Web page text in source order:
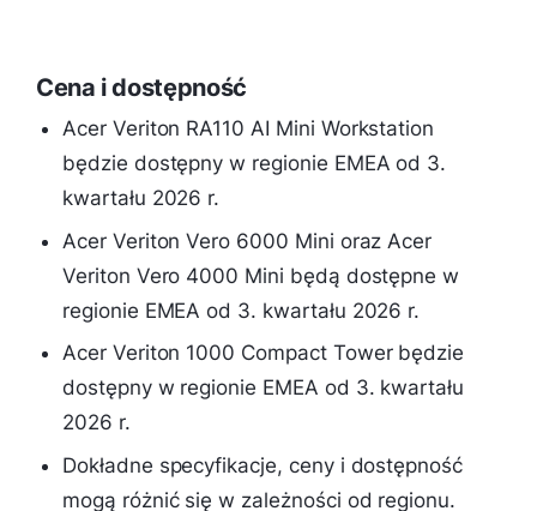
Cena i dostępność
Acer Veriton RA110 AI Mini Workstation
będzie dostępny w regionie EMEA od 3.
kwartału 2026 r.
Acer Veriton Vero 6000 Mini oraz Acer
Veriton Vero 4000 Mini będą dostępne w
regionie EMEA od 3. kwartału 2026 r.
Acer Veriton 1000 Compact Tower będzie
dostępny w regionie EMEA od 3. kwartału
2026 r.
Dokładne specyfikacje, ceny i dostępność
mogą różnić się w zależności od regionu.